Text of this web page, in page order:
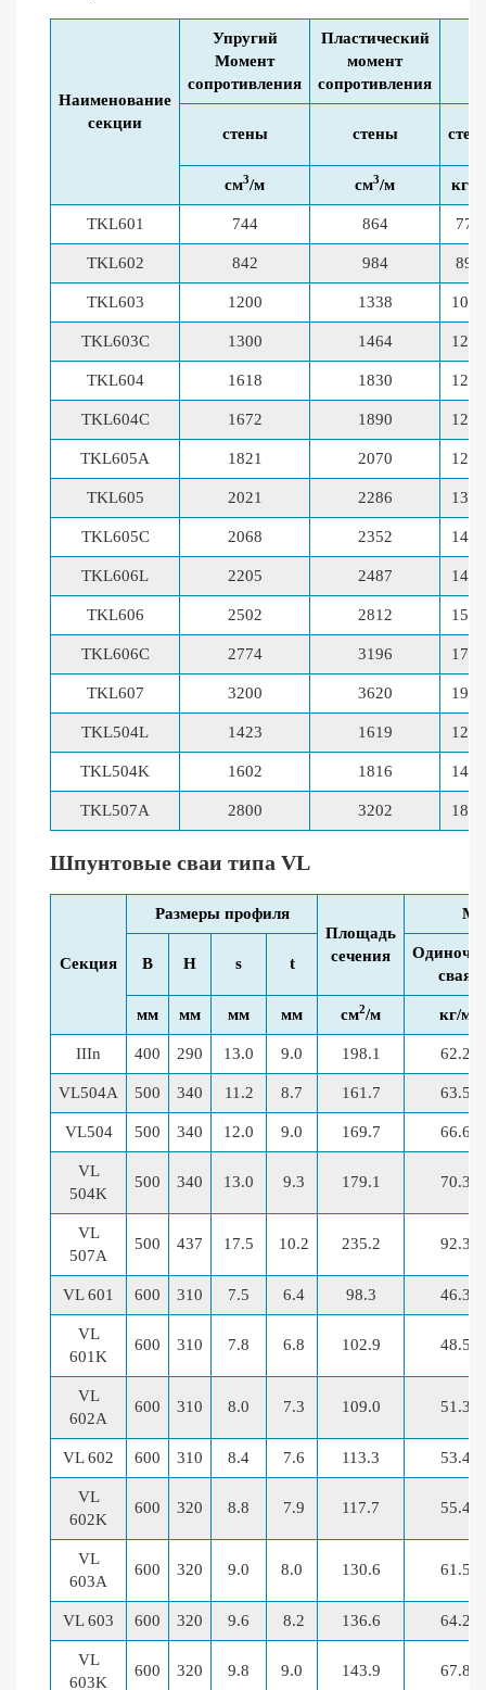
Наименование
секции
Упругий
Момент
сопротивления
Пластический
момент
сопротивления
стены стены
см3/м см3/м кг/м
TKL601 744 864 77,2
TKL602 842 984 89,0
TKL603 1200 1338
TKL603C 1300 1464
TKL604 1618 1830
TKL604C 1672 1890
TKL605A 1821 2070
TKL605 2021 2286
TKL605С 2068 2352
TKL606L 2205 2487
TKL606 2502 2812
TKL606C 2774 3196
TKL607 3200 3620
TKL504L 1423 1619
TKL504K 1602 1816
TKL507A 2800 3202
Шпунтовые сваи типа VL
Секция
Размеры профиля
Площадь
сечения
B H s t
свая
мм мм мм мм см2/м кг/м
IIIn 400 290 13.0 9.0 198.1 62.2
VL504A 500 340 11.2 8.7 161.7 63.5
VL504 500 340 12.0 9.0 169.7 66.6
VL
504K
500 340 13.0 9.3 179.1 70.3
VL
507A
500 437 17.5 10.2 235.2 92.3
VL 601 600 310 7.5 6.4 98.3 46.3
VL
601K
600 310 7.8 6.8 102.9 48.5
VL
602A
600 310 8.0 7.3 109.0 51.3
VL 602 600 310 8.4 7.6 113.3 53.4
VL
602K
600 320 8.8 7.9 117.7 55.4
VL
603A
600 320 9.0 8.0 130.6 61.5
VL 603 600 320 9.6 8.2 136.6 64.2
VL
603K
600 320 9.8 9.0 143.9 67.8